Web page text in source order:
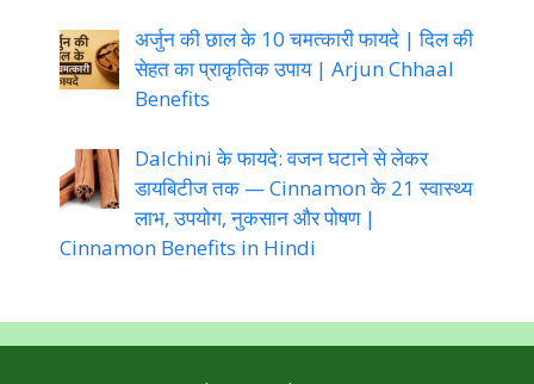
अर्जुन की छाल के 10 चमत्कारी फायदे | दिल की
सेहत का प्राकृतिक उपाय | Arjun Chhaal
Benefits
Dalchini के फायदे: वजन घटाने से लेकर
डायबिटीज तक — Cinnamon के 21 स्वास्थ्य
लाभ, उपयोग, नुकसान और पोषण |
Cinnamon Benefits in Hindi